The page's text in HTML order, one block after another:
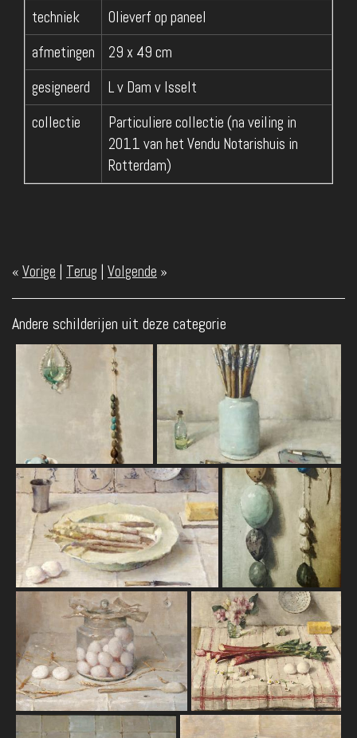
techniek
Olieverf op paneel
afmetingen
29 x 49 cm
gesigneerd
L v Dam v Isselt
collectie
Particuliere collectie (na veiling in
2011 van het Vendu Notarishuis in
Rotterdam)
« Vorige | Terug | Volgende »
Andere schilderijen uit deze categorie